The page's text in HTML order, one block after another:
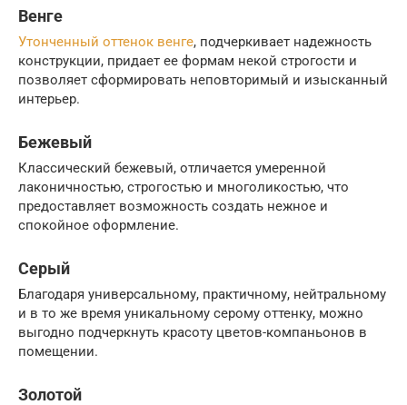
Венге
Утонченный оттенок венге, подчеркивает надежность
конструкции, придает ее формам некой строгости и
позволяет сформировать неповторимый и изысканный
интерьер.
Бежевый
Классический бежевый, отличается умеренной
лаконичностью, строгостью и многоликостью, что
предоставляет возможность создать нежное и
спокойное оформление.
Серый
Благодаря универсальному, практичному, нейтральному
и в то же время уникальному серому оттенку, можно
выгодно подчеркнуть красоту цветов-компаньонов в
помещении.
Золотой